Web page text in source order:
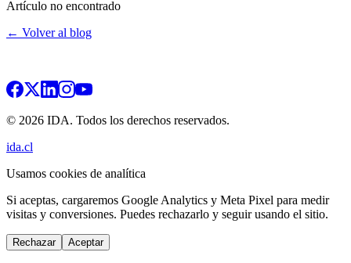
Artículo no encontrado
← Volver al blog
© 2026 IDA. Todos los derechos reservados.
ida.cl
Usamos cookies de analítica
Si aceptas, cargaremos Google Analytics y Meta Pixel para medir
visitas y conversiones. Puedes rechazarlo y seguir usando el sitio.
Rechazar Aceptar